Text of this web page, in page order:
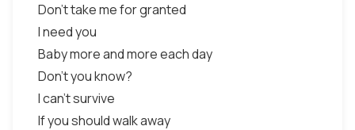
Don't take me for granted
I need you
Baby more and more each day
Don't you know?
I can't survive
If you should walk away